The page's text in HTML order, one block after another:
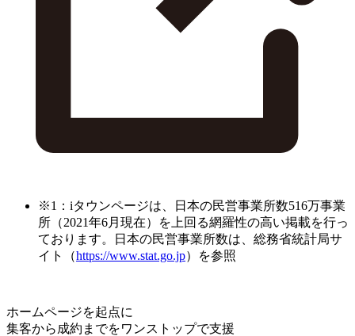
※1：iタウンページは、日本の民営事業所数516万事業
所（2021年6月現在）を上回る網羅性の高い掲載を行っ
ております。日本の民営事業所数は、総務省統計局サ
イト（https://www.stat.go.jp）を参照
ホームページを起点に
集客から成約までをワンストップで支援